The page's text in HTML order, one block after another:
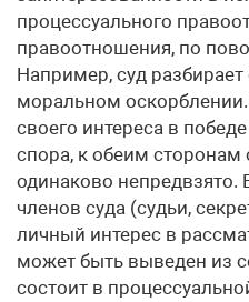
процессуального
правоотношения, по
Например, суд
моральном оскорблении.
своего интереса в
спора, к обеим сторонам
одинаково непредвзято.
членов суда (судьи,
личный интерес в
может быть выведен из
состоит в